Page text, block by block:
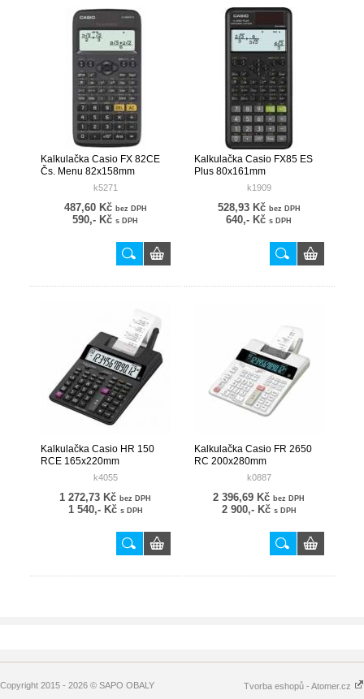
Kalkulačka Casio FX 82CE
Čs. Menu 82x158mm
k5271
487,60 Kč bez DPH
590,- Kč s DPH
Kalkulačka Casio FX85 ES
Plus 80x161mm
k1909
528,93 Kč bez DPH
640,- Kč s DPH
Kalkulačka Casio HR 150
RCE 165x220mm
k4055
1 272,73 Kč bez DPH
1 540,- Kč s DPH
Kalkulačka Casio FR 2650
RC 200x280mm
k0887
2 396,69 Kč bez DPH
2 900,- Kč s DPH
Copyright 2015 - 2026 © SAPO OBALY Tvorba eshopů - Atomer.cz